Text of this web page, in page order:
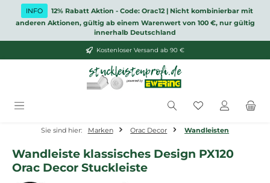
Zum Hauptinhalt springen
INFO
12% Rabatt Aktion - Code: Orac12 | Nicht kombinierbar mit
anderen Aktionen, gültig ab einem Warenwert von 100 €, nur gültig
innerhalb Deutschland
Kostenloser Versand ab 90 €
Du hast 0
Sie sind hier: Marken Orac Decor Wandleisten
Wandleiste klassisches Design PX120
Orac Decor Stuckleiste